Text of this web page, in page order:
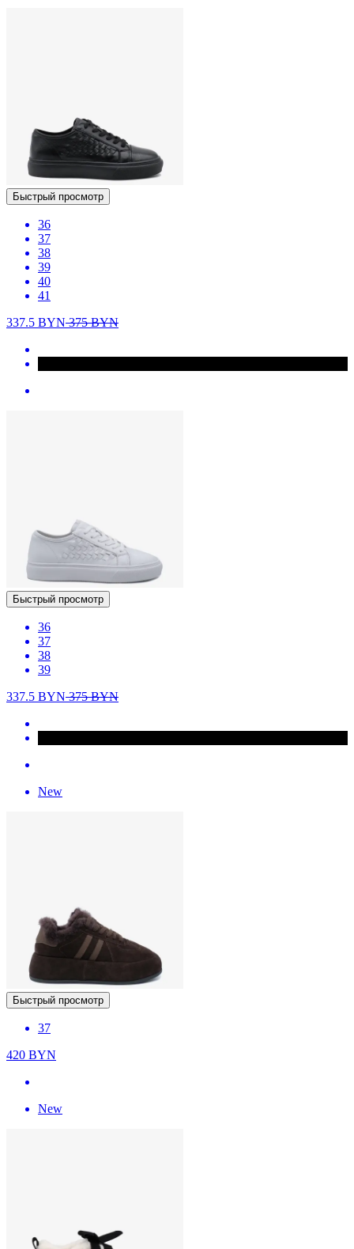
Быстрый просмотр
36
37
38
39
40
41
337.5 BYN375BYN
Быстрый просмотр
36
37
38
39
337.5 BYN375BYN
New
Быстрый просмотр
37
420 BYN
New